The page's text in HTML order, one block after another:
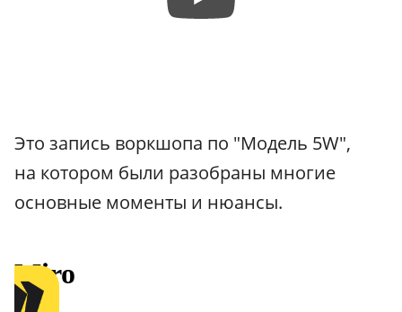
Это запись воркшопа по "Модель 5W",
на котором были разобраны многие
основные моменты и нюансы.